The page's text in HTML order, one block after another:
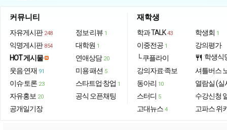
커뮤니티
자유게시판 248
익명게시판 854
HOT 게시물
웃음·연재 91
이슈·토론 23
자유홍보 20
공개일기장
정보·리뷰 1
대학원 1
연애상담 20
미용·패션 5
스타트업·창업 1
공식 오픈채팅
재학생
학과 TALK 43
이중전공 1
└ 쿠플라이
강의자료·족보
동아리 10
스터디 5
고대뉴스 4
학생회 1
강의평가
restaurant 학생식
셔틀버스
열람실 (실
수강신청
고파스 위